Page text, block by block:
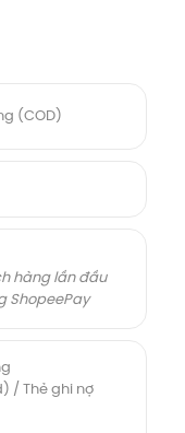
(COD)
hàng lần đầu
ShopeePay
/ Thẻ ghi nợ